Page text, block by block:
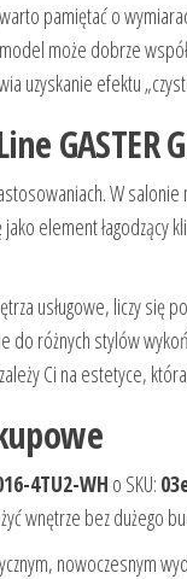
pamiętać o
może dobrze
uzyskanie efektu
GASTER
W
element łagodzący
usługowe, liczy się
do różnych stylów
Ci na estetyce,
4TU2-WH o SKU:
wnętrze bez dużego
nowoczesnym